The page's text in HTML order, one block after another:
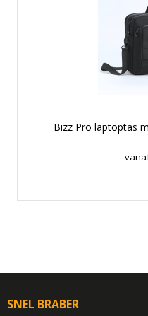
Bizz Pro laptoptas
SNEL BRABER